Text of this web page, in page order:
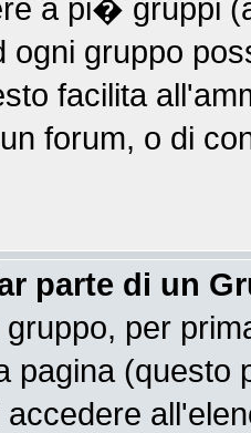
a pi� gruppi
ogni gruppo
facilita
forum, o di
parte di un
gruppo, per
pagina